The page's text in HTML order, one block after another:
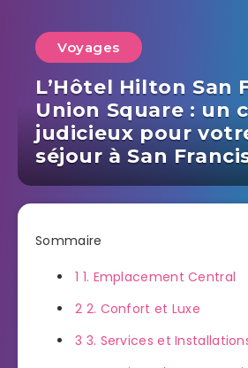
Voyages
L’Hôtel Hilton San
Union Square : un
judicieux pour
séjour à San
Sommaire
1 1. Emplacement Central
2 2. Confort et Luxe
3 3. Services et